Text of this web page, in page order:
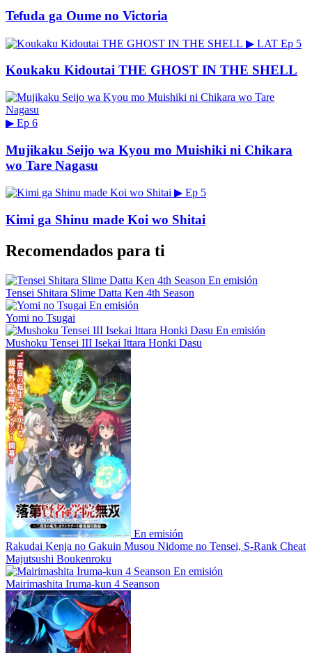
Tefuda ga Oume no Victoria
▶ LAT Ep 5
Koukaku Kidoutai THE GHOST IN THE SHELL
▶ Ep 6
Mujikaku Seijo wa Kyou mo Muishiki ni Chikara
wo Tare Nagasu
▶ Ep 5
Kimi ga Shinu made Koi wo Shitai
Recomendados para ti
En emisión
Tensei Shitara Slime Datta Ken 4th Season
En emisión
Yomi no Tsugai
En emisión
Mushoku Tensei III Isekai Ittara Honki Dasu
En emisión
Rakudai Kenja no Gakuin Musou Nidome no Tensei, S-Rank Cheat
Majutsushi Boukenroku
En emisión
Mairimashita Iruma-kun 4 Seanson